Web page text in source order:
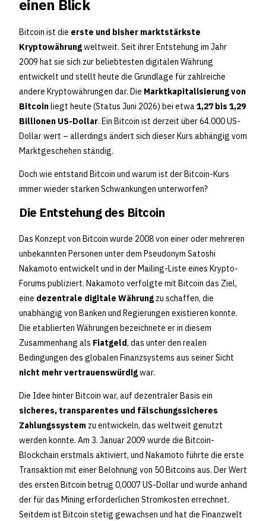
einen Blick
Bitcoin ist die erste und bisher marktstärkste
Kryptowährungweltweit. Seit ihrer Entstehung im Jahr
2009 hat sie sich zur beliebtesten digitalen Währung
entwickelt und stellt heute die Grundlage für zahlreiche
andere Kryptowährungen dar. Die Marktkapitalisierung von
Bitcoinliegt heute (Status Juni 2026) bei etwa1,27 bis 1,29
Billionen US-Dollar. Ein Bitcoin ist derzeit über 64.000 US-
Dollar wert – allerdings ändert sich dieser Kurs abhängig vom
Marktgeschehen ständig.
Doch wie entstand Bitcoin und warum ist der Bitcoin-Kurs
immer wieder starken Schwankungen unterworfen?
Die Entstehung des Bitcoin
Das Konzept von Bitcoin wurde 2008 von einer oder mehreren
unbekannten Personen unter dem Pseudonym Satoshi
Nakamoto entwickelt und in der Mailing-Liste eines Krypto-
Forums publiziert. Nakamoto verfolgte mit Bitcoin das Ziel,
eine dezentrale digitale Währung zu schaffen, die
unabhängig von Banken und Regierungen existieren konnte.
Die etablierten Währungen bezeichnete er in diesem
Zusammenhang als Fiatgeld, das unter den realen
Bedingungen des globalen Finanzsystems aus seiner Sicht
nicht mehr vertrauenswürdigwar.
Die Idee hinter Bitcoin war, auf dezentraler Basis ein
sicheres, transparentes und fälschungssicheres
Zahlungssystem zu entwickeln, das weltweit genutzt
werden konnte. Am 3. Januar 2009 wurde die Bitcoin-
Blockchain erstmals aktiviert, und Nakamoto führte die erste
Transaktion mit einer Belohnung von 50 Bitcoins aus. Der Wert
des ersten Bitcoin betrug 0,0007 US-Dollar und wurde anhand
der für das Mining erforderlichen Stromkosten errechnet.
Seitdem ist Bitcoin stetig gewachsen und hat die Finanzwelt